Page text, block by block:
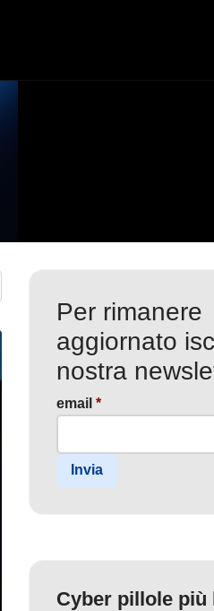
Per rimanere
aggiornato
nostra
email *
Invia
Cyber pillole più